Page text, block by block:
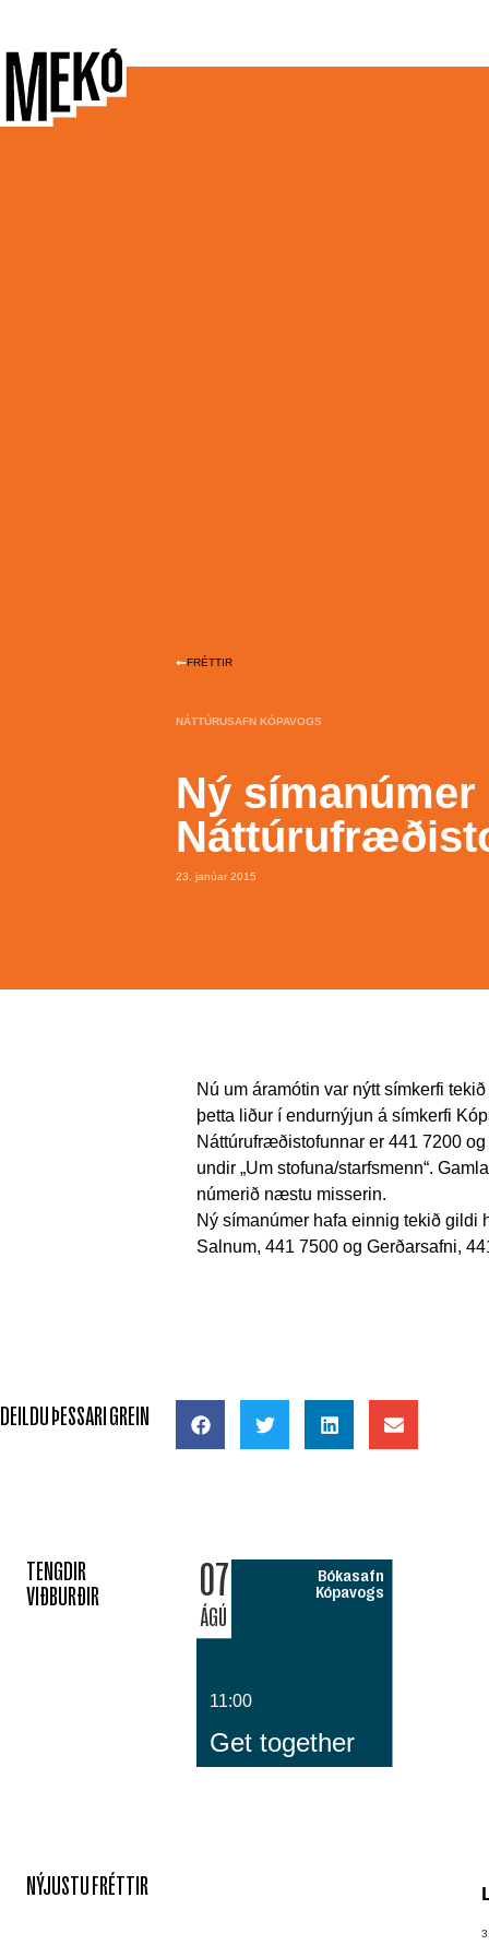
FRÉTTIR
NÁTTÚRUSAFN KÓPAVOGS
Ný símanúmer
23. janúar 2015
Nú um áramótin var nýtt símkerfi
þetta liður í endurnýjun á símkerfi
Náttúrufræðistofunnar er 441 7200
undir „Um stofuna/starfsmenn“.
númerið næstu misserin.
Ný símanúmer hafa einnig tekið gildi
Salnum, 441 7500 og Gerðarsafni,
DEILDU ÞESSARI GREIN
TENGDIR
VIÐBURÐIR
07
ÁGÚ
Bókasafn
Kópavogs
11:00
Get together
NÝJUSTU FRÉTTIR